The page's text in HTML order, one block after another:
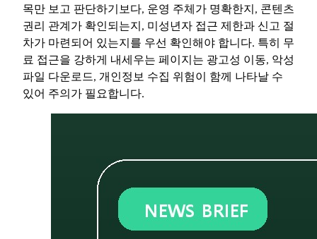
목만 보고 판단하기보다, 운영 주체가 명확한지, 콘텐츠
권리 관계가 확인되는지, 미성년자 접근 제한과 신고 절
차가 마련되어 있는지를 우선 확인해야 합니다. 특히 무
료 접근을 강하게 내세우는 페이지는 광고성 이동, 악성
파일 다운로드, 개인정보 수집 위험이 함께 나타날 수
있어 주의가 필요합니다.